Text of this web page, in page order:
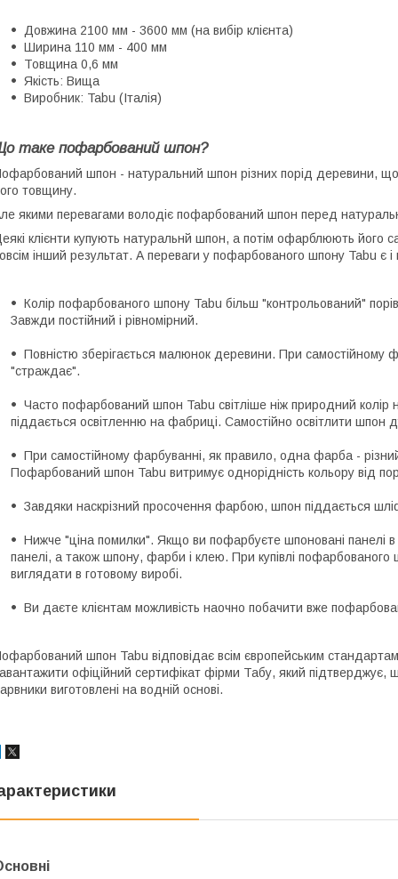
Довжина 2100 мм - 3600 мм (на вибір клієнта)
Ширина 110 мм - 400 мм
Товщина 0,6 мм
Якість: Вища
Виробник: Tabu (Італія)
таке пофарбований шпон?
шпон - натуральний шпон різних порід деревини,
товщину.
якими перевагами володіє пофарбований шпон перед
клієнти купують натуральнй шпон, а потім офарблюють його
інший результат. А переваги у пофарбованого шпону Tabu є і
Колір пофарбованого шпону Tabu більш "контрольований"
Завжди постійний і рівномірний.
Повністю зберігається малюнок деревини. При самостійному
"страждає".
Часто пофарбований шпон Tabu світліше ніж природний
піддається освітленню на фабриці. Самостійно освітлити шпон
При самостійному фарбуванні, як правило, одна фарба -
Пофарбований шпон Tabu витримує однорідність кольору від
Завдяки наскрізний просочення фарбою, шпон піддається
Нижче "ціна помилки". Якщо ви пофарбуєте шпоновані панелі в
панелі, а також шпону, фарби і клею. При купівлі пофарбованого
виглядати в готовому виробі.
Ви даєте клієнтам можливість наочно побачити вже
шпон Tabu відповідає всім європейським
офіційний сертифікат фірми Табу, який підтверджує,
виготовлені на водній основі.